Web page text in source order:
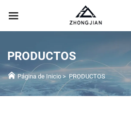
PRODUCTOS
Página de Inicio> PRODUCTOS